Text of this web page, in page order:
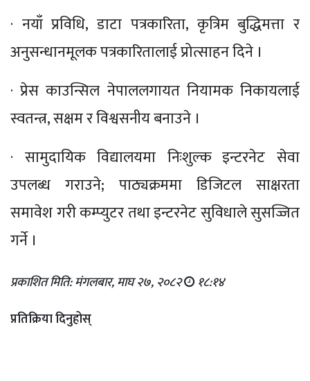
· नयाँ प्रविधि, डाटा पत्रकारिता, कृत्रिम बुद्धिमत्ता र
अनुसन्धानमूलक पत्रकारितालाई प्रोत्साहन दिने ।
· प्रेस काउन्सिल नेपाललगायत नियामक निकायलाई
स्वतन्त्र, सक्षम र विश्वसनीय बनाउने ।
· सामुदायिक विद्यालयमा निःशुल्क इन्टरनेट सेवा
उपलब्ध गराउने; पाठ्यक्रममा डिजिटल साक्षरता
समावेश गरी कम्प्युटर तथा इन्टरनेट सुविधाले सुसज्जित
गर्ने ।
प्रकाशित मिति: मंगलबार, माघ २७, २०८२ १८:१४
प्रतिक्रिया दिनुहोस्